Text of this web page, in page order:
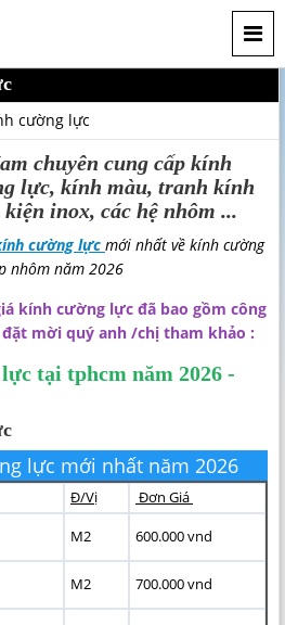
cường lực
chuyên cung cấp kính
lực, kính màu, tranh kính
inox, các hệ nhôm ...
cường lực mới nhất về kính cường
nhôm năm 2026
kính cường lực đã bao gồm công
mời quý anh /chị tham khảo :
tại tphcm năm 2026 -
lực mới nhất năm 2026
Đ/Vị Đơn Giá
M2 600.000 vnd
M2 700.000 vnd